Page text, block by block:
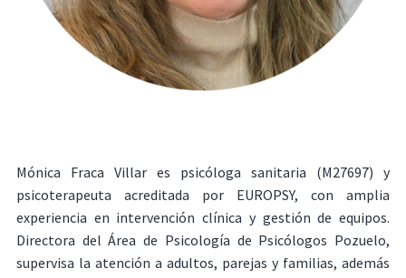
Mónica Fraca Villar es psicóloga sanitaria (M27697) y
psicoterapeuta acreditada por EUROPSY, con amplia
experiencia en intervención clínica y gestión de equipos.
Directora del Área de Psicología de Psicólogos Pozuelo,
supervisa la atención a adultos, parejas y familias, además